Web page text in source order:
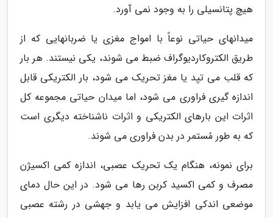
هیچ پتانسیلی را به وجود نمی آورد.
میدانهای حیاتی نوعاً با امواج مغزی یا ضربانهایی که از
طریق الکتروکاردیوگراف ضبط می شوند، یکی نیستند. هر بار
که قلب می تپد یا مغز تحریک می شود، بار الکتریکی قابل
اندازه گیری فراوری می شود، اما میدان حیاتی مجموعه کل
اثرات این بارهای الکتریکی و اثرات ناشناخته دیگری است
که به طور مُستمر در بدن فراوری می شوند.
برای نمونه، هنگام یک تحریک عصبی، اندازه کمی اکسیژن
مصرف و کمی اکسید کربن رها می شود. در این حال دمای
موضعی اندکی افزایش می یابد و جهشی در رشته عصبی